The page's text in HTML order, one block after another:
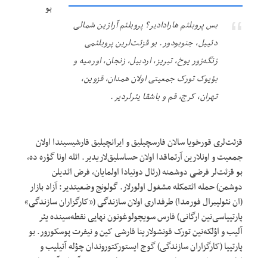
بس پروبلئم هارادادیر؟ پروبلئم آرازین شمالی
دئییل، جنوبودور. بو قزئت‌لرین پروبلئمی
زنگه‌زور یوخ، تبریز، اردبیل، زنجان، اورمیه و
بؤیوک تورک جمعیتی اولان همدان، قزوین،
تهران، کرج، قم و باشقا یئرلردیر.
بو
قزئت‌لری قورخویا سالان فارسچیلیق و ایرانچیلیق قارشیسیندا اولان
جمعیت و اونلارین آرتماقدا اولان حساسلیق‌لاریدیر. ائله اونا گؤره ده،
بو قزئت‌لر فرضی دوشمنه (رئال دونیادا اولمایان، فرض ائدیلن
دوشمن) حمله ائتمکله مشغول اولورلار. گولونج وضعیتدیر: آزاد بازار
(ان نئولیبرال فورمدا) طرفداری اولان سازندگی («کارگزاران سازندگی»
پارتییاسی‌نین ارگانی) فارس سویچولوغونون نهایی نقطه‌سینده یئر
آلیب و اؤلکه‌نین تورک قونشولارینا قارشی کین و نیفرت پوسکورور. بو
پارتییا (کارگزاران سازندگی) گوج ایستورکتوروندان چؤله آتیلیب و